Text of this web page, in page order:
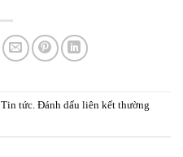
Tin tức. Đánh dấu liên kết thường